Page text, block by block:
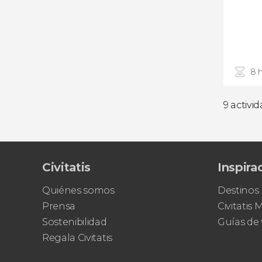
8
9
Civitatis
Quiénes somos
Prensa
Sostenibilidad
Regala Civitatis
Destinos
Civitatis
Guías de